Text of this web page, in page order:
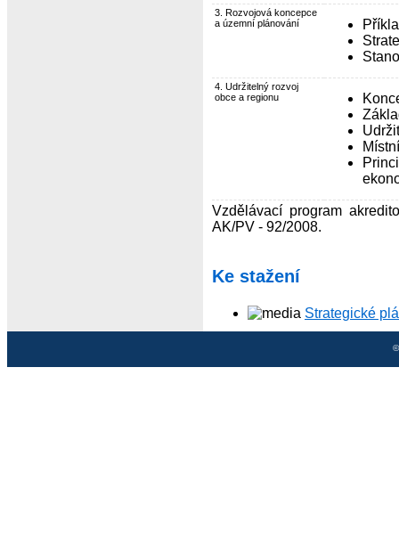
3. Rozvojová koncepce
a územní plánování
4. Udržitelný rozvoj
obce a regionu
Vzdělávací program
AK/PV - 92/2008.
Ke stažení
Strategické